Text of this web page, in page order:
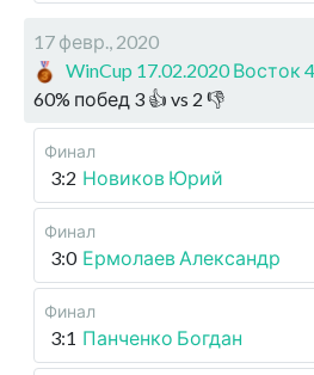
17 февр., 2020
WinCup 17.02.2020 Восток 4
60% побед 3 👍 vs 2 👎
Финал
3:2 Новиков Юрий
Финал
3:0 Ермолаев Александр
Финал
3:1 Панченко Богдан